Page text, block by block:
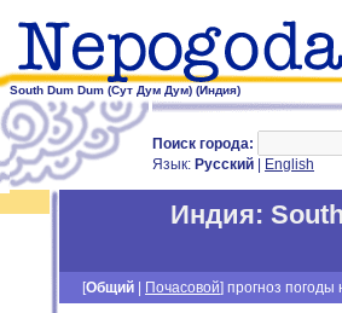
South Dum Dum (Сут Дум Дум) (Индия)
Поиск города:
Язык: Русский English
Индия:
[Общий Почасовой] прогноз погоды